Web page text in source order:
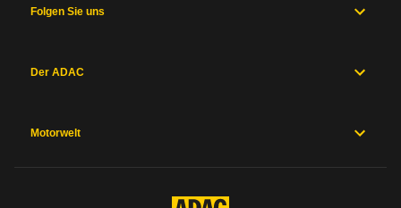
Folgen Sie uns
Der ADAC
Motorwelt